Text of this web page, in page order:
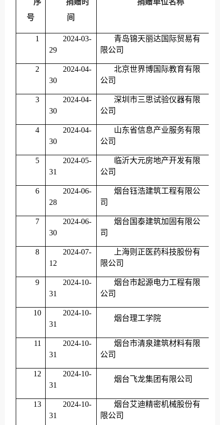
号
间
1
2024-03-
29
青岛锦天丽达国际贸易有
限公司
2
2024-04-
30
北京世界博国际教育有限
公司
3
2024-04-
30
深圳市三思试验仪器有限
公司
4
2024-04-
30
山东省信息产业服务有限
公司
5
2024-05-
31
临沂大元房地产开发有限
公司
6
2024-06-
28
烟台钰浩建筑工程有限公
司
7
2024-06-
30
烟台国泰建筑加固有限公
司
8
2024-07-
12
上海则正医药科技股份有
限公司
9
2024-10-
31
烟台市起源电力工程有限
公司
10
2024-10-
31
烟台理工学院
11
2024-10-
31
烟台市清泉建筑材料有限
公司
12
2024-10-
31
烟台飞龙集团有限公司
13
2024-10-
31
烟台艾迪精密机械股份有
限公司